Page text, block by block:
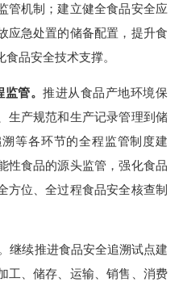
管机制；建立健全食品安全应
应急处置的储备配置，提升食
品安全技术支撑。
监管。推进从食品产地环境保
生产规范和生产记录管理到储
等各环节的全程监管制度建
性食品的源头监管，强化食品
方位、全过程食品安全核查制
继续推进食品安全追溯试点建
工、储存、运输、销售、消费